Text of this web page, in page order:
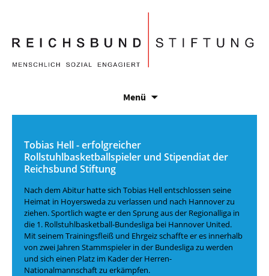
Menü
Tobias Hell - erfolgreicher
Rollstuhlbasketballspieler und Stipendiat der
Reichsbund Stiftung
Nach dem Abitur hatte sich Tobias Hell entschlossen seine
Heimat in Hoyersweda zu verlassen und nach Hannover zu
ziehen. Sportlich wagte er den Sprung aus der Regionalliga in
die 1. Rollstuhlbasketball-Bundesliga bei Hannover United.
Mit seinem Trainingsfleiß und Ehrgeiz schaffte er es innerhalb
von zwei Jahren Stammspieler in der Bundesliga zu werden
und sich einen Platz im Kader der Herren-
Nationalmannschaft zu erkämpfen.